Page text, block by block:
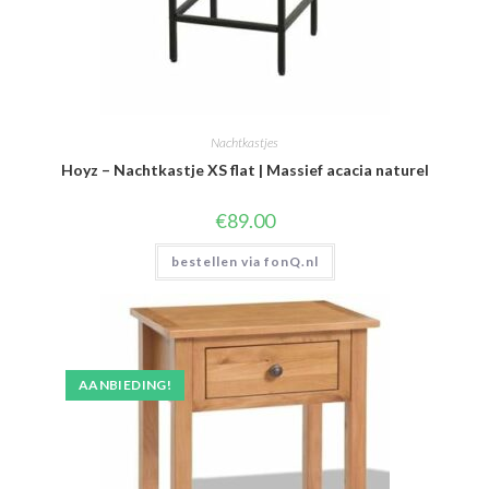
Nachtkastjes
Hoyz – Nachtkastje XS flat | Massief acacia naturel
€89.00
bestellen via fonQ.nl
AANBIEDING!